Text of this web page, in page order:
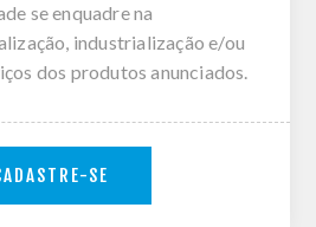
se enquadre na
industrialização e/ou
dos produtos anunciados.
SE